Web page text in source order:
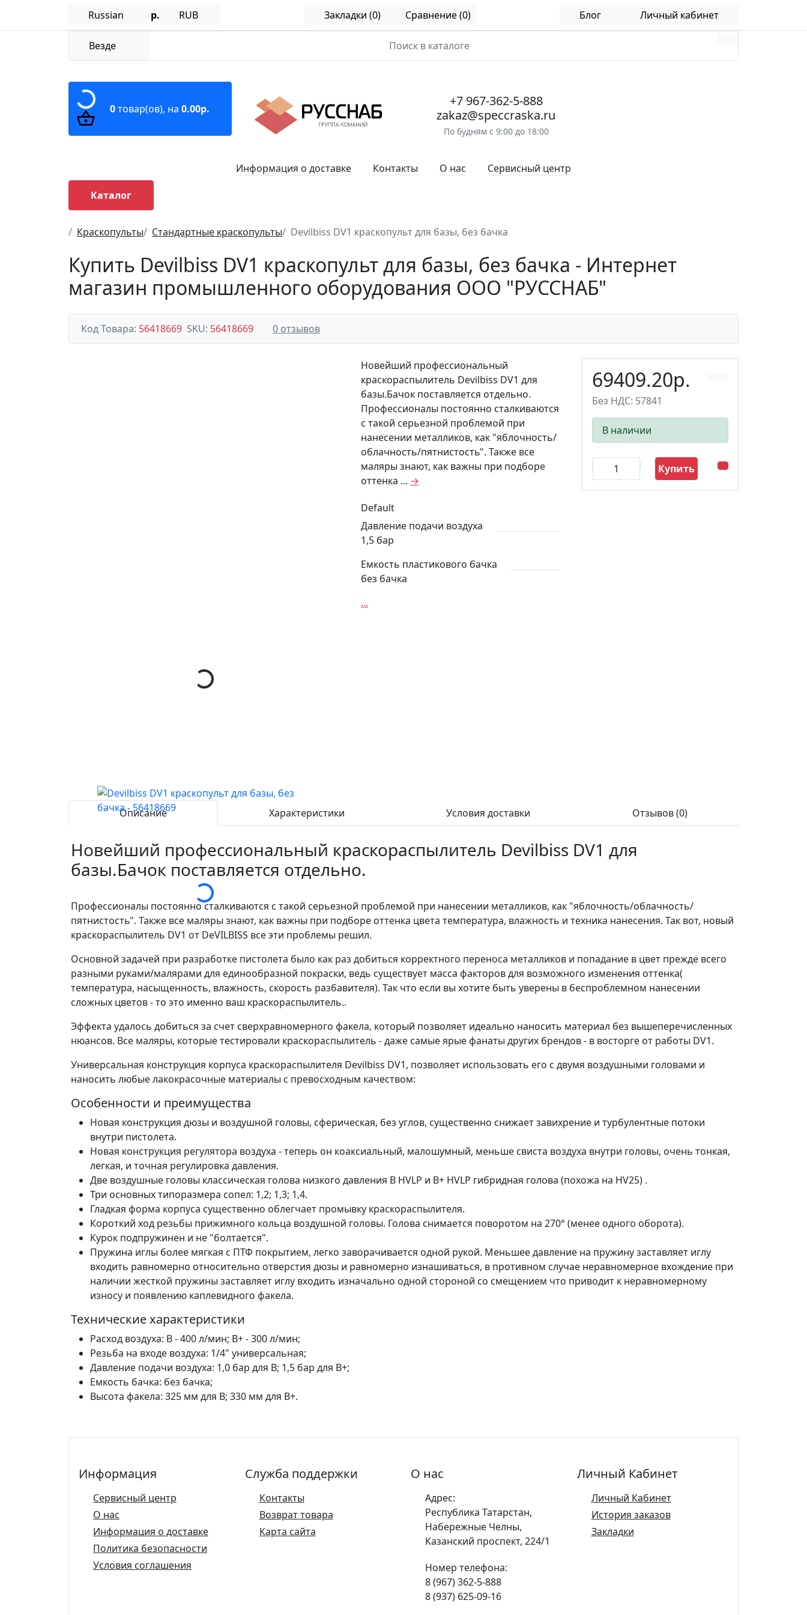
Russian р. RUB Закладки (0) Сравнение (0) Блог Личный кабинет
+7 967-362-5-888
zakaz@speccraska.ru
По будням с 9:00 до 18:00
Везде
Информация о доставке Контакты О нас Сервисный центр
0товар(ов), на 0.00р.
Каталог
Краскопульты Стандартные краскопульты Devilbiss DV1 краскопульт для базы, без бачка
Купить Devilbiss DV1 краскопульт для базы, без бачка - Интернет
магазин промышленного оборудования ООО "РУССНАБ"
Код Товара: 56418669 SKU: 56418669 0 отзывов
69409.20р.
Без НДС: 57841
В наличии
Купить
Новейший профессиональный
краскораспылитель Devilbiss DV1 для
базы.Бачок поставляется отдельно.
Профессионалы постоянно сталкиваются
с такой серьезной проблемой при
нанесении металликов, как "яблочность/
облачность/пятнистость". Также все
маляры знают, как важны при подборе
оттенка ... →
Default
Давление подачи воздуха
1,5 бар
Емкость пластикового бачка
без бачка
...
Описание Характеристики Условия доставки Отзывов (0)
Новейший профессиональный краскораспылитель Devilbiss DV1 для
базы.Бачок поставляется отдельно.
Профессионалы постоянно сталкиваются с такой серьезной проблемой при нанесении металликов, как "яблочность/облачность/
пятнистость". Также все маляры знают, как важны при подборе оттенка цвета температура, влажность и техника нанесения. Так вот, новый
краскораспылитель DV1 от DeVILBISS все эти проблемы решил.
Основной задачей при разработке пистолета было как раз добиться корректного переноса металликов и попадание в цвет прежде всего
разными руками/малярами для единообразной покраски, ведь существует масса факторов для возможного изменения оттенка(
температура, насыщенность, влажность, скорость разбавителя). Так что если вы хотите быть уверены в беспроблемном нанесении
сложных цветов - то это именно ваш краскораспылитель..
Эффекта удалось добиться за счет сверхравномерного факела, который позволяет идеально наносить материал без вышеперечисленных
нюансов. Все маляры, которые тестировали краскораспылитель - даже самые ярые фанаты других брендов - в восторге от работы DV1.
Универсальная конструкция корпуса краскораспылителя Devilbiss DV1, позволяет использовать его с двумя воздушными головами и
наносить любые лакокрасочные материалы с превосходным качеством:
Особенности и преимущества
Новая конструкция дюзы и воздушной головы, сферическая, без углов, существенно снижает завихрение и турбулентные потоки
внутри пистолета.
Новая конструкция регулятора воздуха - теперь он коаксиальный, малошумный, меньше свиста воздуха внутри головы, очень тонкая,
легкая, и точная регулировка давления.
Две воздушные головы классическая голова низкого давления B HVLP и B+ HVLP гибридная голова (похожа на HV25) .
Три основных типоразмера сопел: 1,2; 1,3; 1,4.
Гладкая форма корпуса существенно облегчает промывку краскораспылителя.
Короткий ход резьбы прижимного кольца воздушной головы. Голова снимается поворотом на 270° (менее одного оборота).
Курок подпружинен и не "болтается".
Пружина иглы более мягкая с ПТФ покрытием, легко заворачивается одной рукой. Меньшее давление на пружину заставляет иглу
входить равномерно относительно отверстия дюзы и равномерно изнашиваться, в противном случае неравномерное вхождение при
наличии жесткой пружины заставляет иглу входить изначально одной стороной со смещением что приводит к неравномерному
износу и появлению каплевидного факела.
Технические характеристики
Расход воздуха: B - 400 л/мин; B+ - 300 л/мин;
Резьба на входе воздуха: 1/4" универсальная;
Давление подачи воздуха: 1,0 бар для B; 1,5 бар для B+;
Емкость бачка: без бачка;
Высота факела: 325 мм для B; 330 мм для B+.
Информация
Сервисный центр
О нас
Информация о доставке
Политика безопасности
Условия соглашения
Служба поддержки
Контакты
Возврат товара
Карта сайта
О нас
Адрес:
Республика Татарстан,
Набережные Челны,
Казанский проспект, 224/1
Номер телефона:
8 (967) 362-5-888
8 (937) 625-09-16
Личный Кабинет
Личный Кабинет
История заказов
Закладки